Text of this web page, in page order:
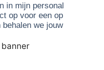
in mijn personal
op voor een op
we jouw